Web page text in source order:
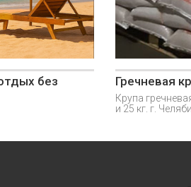
без
Гречневая
Крупа
и 25 кг. г.